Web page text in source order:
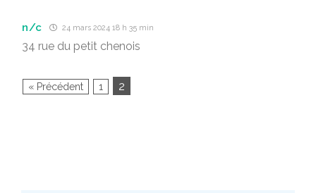
n/c 24 mars 2024 18 h 35 min
34 rue du petit chenois
« Précédent 1 2